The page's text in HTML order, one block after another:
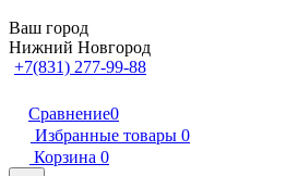
Ваш город
Нижний Новгород
+7(831) 277-99-88
Сравнение0
Избранные товары 0
Корзина 0